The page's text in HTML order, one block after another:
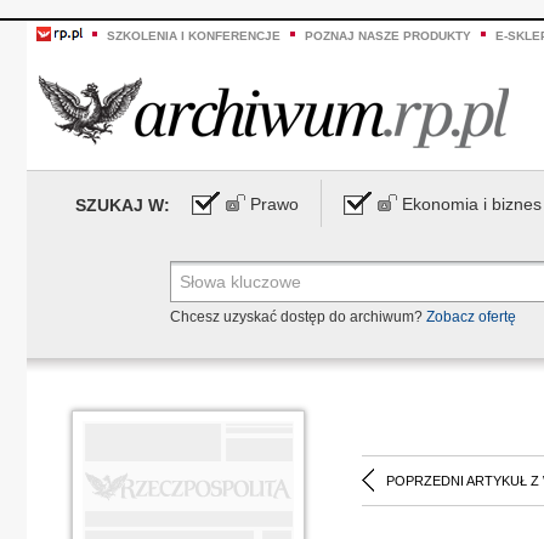
SZKOLENIA I KONFERENCJE POZNAJ NASZE PRODUKTY E-
SZUKAJ W: Prawo Ekonomia i biznes
Chcesz uzyskać dostęp do archiwum? Zobacz ofertę
POPRZEDNI ARTYKUŁ Z